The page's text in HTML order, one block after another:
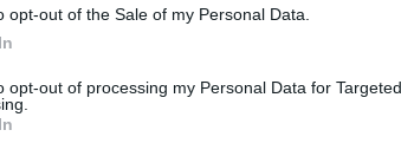
opt-out of the Sale of my Personal Data.
opt-out of processing my Personal Data for Targeted